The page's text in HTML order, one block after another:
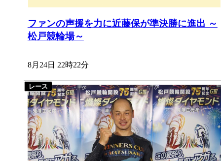
ファンの声援を力に近藤保が準決勝に進出 ～
松戸競輪場～
8月24日 22時22分